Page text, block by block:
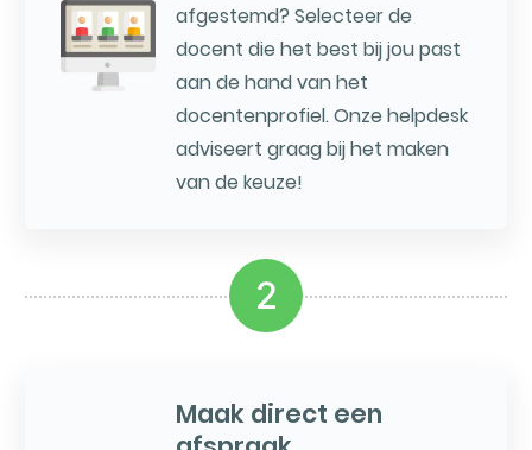
afgestemd? Selecteer de
docent die het best bij jou past
aan de hand van het
docentenprofiel. Onze helpdesk
adviseert graag bij het maken
van de keuze!
2
Maak direct een